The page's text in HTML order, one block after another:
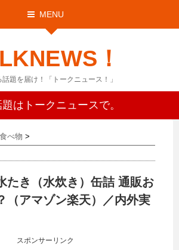
MENU
！
題を届け！「トークニュース！」
はトークニュースで。
べ物 >
たき（水炊き）缶詰 通販お
（アマゾン楽天）／内外実
スポンサーリンク